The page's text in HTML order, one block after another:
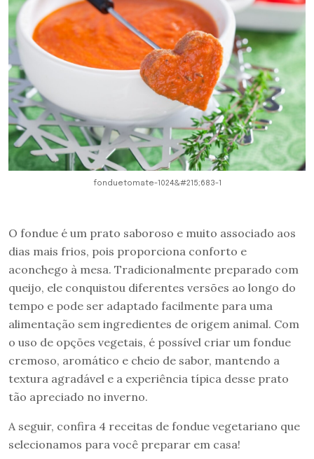
fonduetomate-1024&#215;683-1
O fondue é um prato saboroso e muito associado aos
dias mais frios, pois proporciona conforto e
aconchego à mesa. Tradicionalmente preparado com
queijo, ele conquistou diferentes versões ao longo do
tempo e pode ser adaptado facilmente para uma
alimentação sem ingredientes de origem animal. Com
o uso de opções vegetais, é possível criar um fondue
cremoso, aromático e cheio de sabor, mantendo a
textura agradável e a experiência típica desse prato
tão apreciado no inverno.
A seguir, confira 4 receitas de fondue vegetariano que
selecionamos para você preparar em casa!